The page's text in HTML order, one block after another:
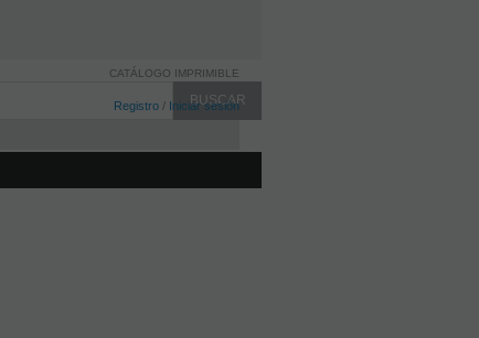
Registro / Iniciar sesión
CATÁLOGO IMPRIMIBLE